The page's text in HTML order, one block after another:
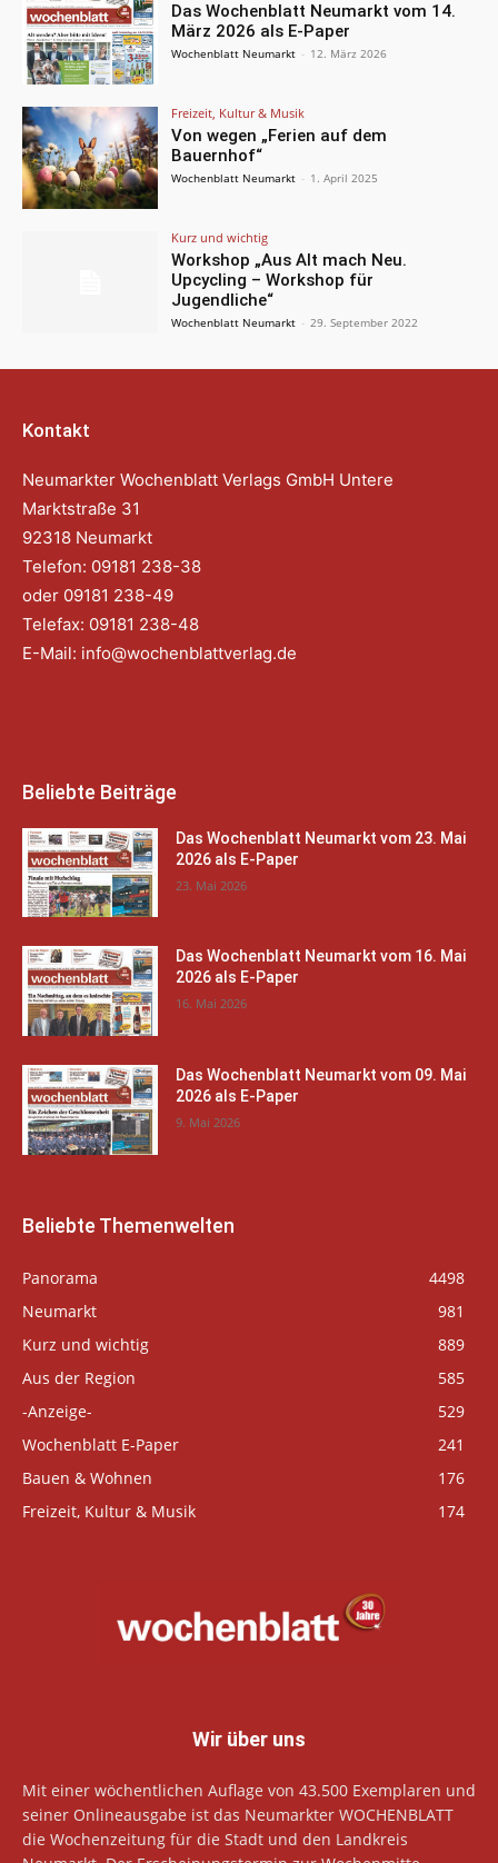
Das Wochenblatt Neumarkt vom 14.
März 2026 als E-Paper
Wochenblatt Neumarkt - 12. März 2026
Freizeit, Kultur & Musik
Von wegen „Ferien auf dem
Bauernhof“
Wochenblatt Neumarkt - 1. April 2025
Kurz und wichtig
Workshop „Aus Alt mach Neu.
Upcycling – Workshop für
Jugendliche“
Wochenblatt Neumarkt - 29. September 2022
Kontakt
Neumarkter Wochenblatt Verlags GmbH Untere
Marktstraße 31
92318 Neumarkt
Telefon: 09181 238-38
oder 09181 238-49
Telefax: 09181 238-48
E-Mail: info@wochenblattverlag.de
Beliebte Beiträge
Das Wochenblatt Neumarkt vom 23. Mai
2026 als E-Paper
23. Mai 2026
Das Wochenblatt Neumarkt vom 16. Mai
2026 als E-Paper
16. Mai 2026
Das Wochenblatt Neumarkt vom 09. Mai
2026 als E-Paper
9. Mai 2026
Beliebte Themenwelten
Panorama
4498
Neumarkt
981
Kurz und wichtig
889
Aus der Region
585
-Anzeige-
529
Wochenblatt E-Paper
241
Bauen & Wohnen
176
Freizeit, Kultur & Musik
174
Wir über uns
Mit einer wöchentlichen Auflage von 43.500 Exemplaren und
seiner Onlineausgabe ist das Neumarkter WOCHENBLATT
die Wochenzeitung für die Stadt und den Landkreis